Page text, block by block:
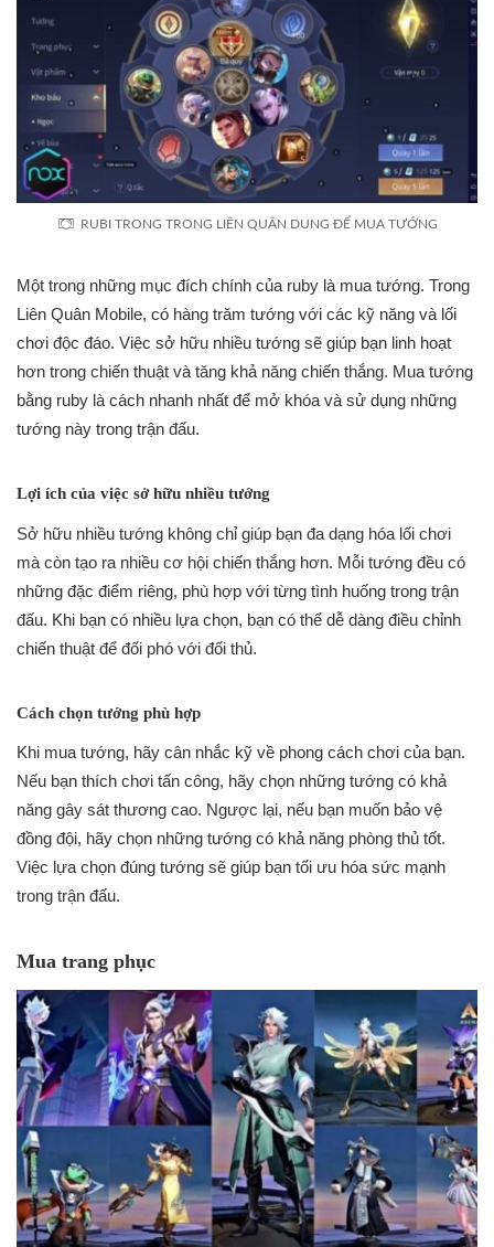
RUBI TRONG TRONG LIÊN QUÂN DUNG ĐỂ MUA TƯỚNG
Một trong những mục đích chính của ruby là mua tướng. Trong
Liên Quân Mobile, có hàng trăm tướng với các kỹ năng và lối
chơi độc đáo. Việc sở hữu nhiều tướng sẽ giúp bạn linh hoạt
hơn trong chiến thuật và tăng khả năng chiến thắng. Mua tướng
bằng ruby là cách nhanh nhất để mở khóa và sử dụng những
tướng này trong trận đấu.
Lợi ích của việc sở hữu nhiều tướng
Sở hữu nhiều tướng không chỉ giúp bạn đa dạng hóa lối chơi
mà còn tạo ra nhiều cơ hội chiến thắng hơn. Mỗi tướng đều có
những đặc điểm riêng, phù hợp với từng tình huống trong trận
đấu. Khi bạn có nhiều lựa chọn, bạn có thể dễ dàng điều chỉnh
chiến thuật để đối phó với đối thủ.
Cách chọn tướng phù hợp
Khi mua tướng, hãy cân nhắc kỹ về phong cách chơi của bạn.
Nếu bạn thích chơi tấn công, hãy chọn những tướng có khả
năng gây sát thương cao. Ngược lại, nếu bạn muốn bảo vệ
đồng đội, hãy chọn những tướng có khả năng phòng thủ tốt.
Việc lựa chọn đúng tướng sẽ giúp bạn tối ưu hóa sức mạnh
trong trận đấu.
Mua trang phục